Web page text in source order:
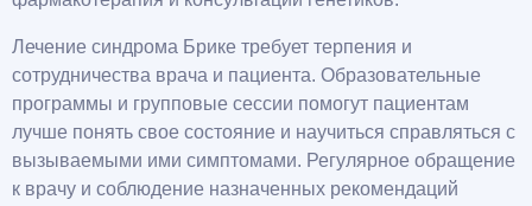
Лечение синдрома Брике требует терпения и
сотрудничества врача и пациента. Образовательные
программы и групповые сессии помогут пациентам
лучше понять свое состояние и научиться справляться с
вызываемыми ими симптомами. Регулярное обращение
к врачу и соблюдение назначенных рекомендаций